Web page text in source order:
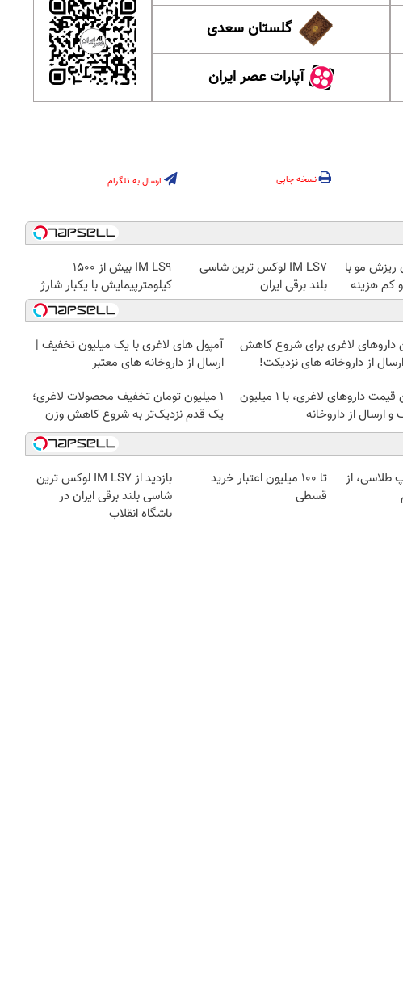
گلستان سعدی
آپارات عصر ایران
نسخه چاپی ارسال به تلگرام
ریزش مو با
کم هزینه
IM LS7 لوکس ترین شاسی
بلند برقی ایران
IM LS9 بیش از 1500
کیلومترپیمایش با یکبار شارژ
داروهای لاغری برای شروع کاهش
از داروخانه های نزدیکت!
آمپول های لاغری با یک میلیون تخفیف |
ارسال از داروخانه های معتبر
بهترین قیمت داروهای لاغری، با ۱ میلیون
ارسال از داروخانه‌
۱ میلیون تومان تخفیف محصولات لاغری؛
یک قدم نزدیک‌تر به شروع کاهش وزن
از
تا ۱۰۰ میلیون اعتبار خرید
قسطی
بازدید از IM LS7 لوکس ترین
شاسی بلند برقی ایران در
باشگاه انقلاب